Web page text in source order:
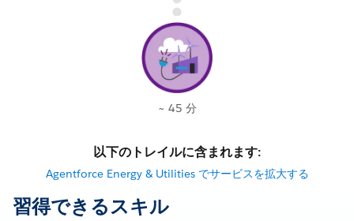
~ 45 分
以下のトレイルに含まれます:
Agentforce Energy & Utilities でサービスを拡大する
習得できるスキル